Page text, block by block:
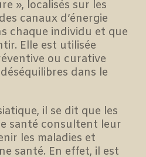
», localisés sur les
canaux d’énergie
chaque individu et que
Elle est utilisée
ou curative
dans le
il se dit que les
santé consultent leur
les maladies et
santé. En effet, il est